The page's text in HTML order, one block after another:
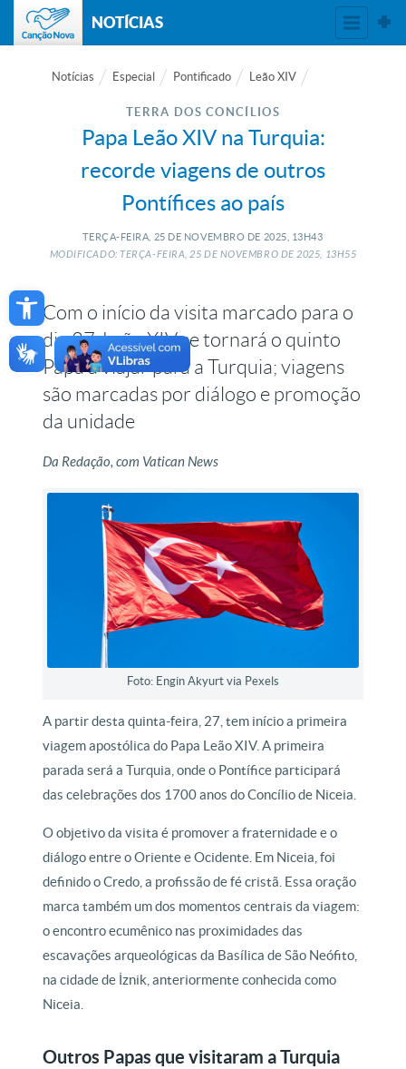
Open toolbar
NOTÍCIAS
Notícias Especial Pontificado Leão XIV
TERRA DOS CONCÍLIOS
Papa Leão XIV na Turquia:
recorde viagens de outros
Pontífices ao país
TERÇA-FEIRA, 25 DE NOVEMBRO DE 2025, 13H43
MODIFICADO: TERÇA-FEIRA, 25 DE NOVEMBRO DE2025, 13H55
Com o início da visita marcado para o
dia 27, Leão XIV se tornará o quinto
Papa a viajar para a Turquia; viagens
são marcadas por diálogo e promoção
da unidade
Da Redação, com Vatican News
Foto: Engin Akyurt via Pexels
A partir desta quinta-feira, 27, tem início a primeira
viagem apostólica do Papa Leão XIV. A primeira
parada será a Turquia, onde o Pontífice participará
das celebrações dos 1700 anos do Concílio de Niceia.
O objetivo da visita é promover a fraternidade e o
diálogo entre o Oriente e Ocidente. Em Niceia, foi
definido o Credo, a profissão de fé cristã. Essa oração
marca também um dos momentos centrais da viagem:
o encontro ecumênico nas proximidades das
escavações arqueológicas da Basílica de São Neófito,
na cidade de İznik, anteriormente conhecida como
Niceia.
Outros Papas que visitaram a Turquia